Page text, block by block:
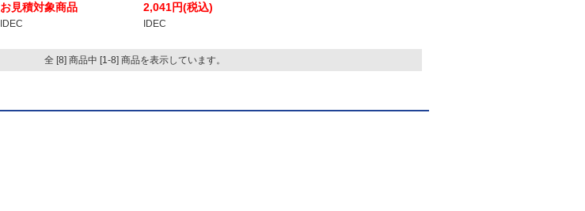
お見積対象商品
IDEC
2,041円(税込)
IDEC
全 [8] 商品中 [1-8] 商品を表示しています。